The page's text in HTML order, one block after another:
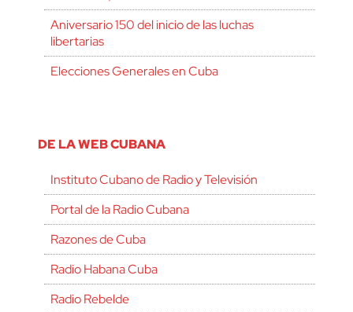
Aniversario 150 del inicio de las luchas
libertarias
Elecciones Generales en Cuba
DE LA WEB CUBANA
Instituto Cubano de Radio y Televisión
Portal de la Radio Cubana
Razones de Cuba
Radio Habana Cuba
Radio Rebelde